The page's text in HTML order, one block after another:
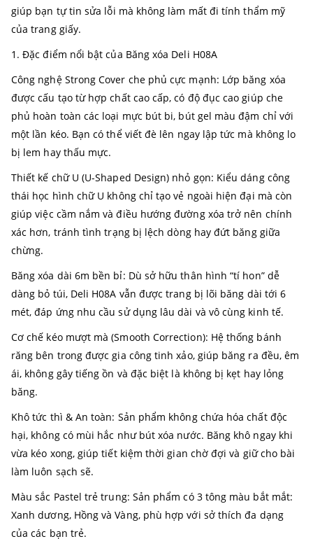
giúp bạn tự tin sửa lỗi mà không làm mất đi tính thẩm mỹ
của trang giấy.
1. Đặc điểm nổi bật của Băng xóa Deli H08A
Công nghệ Strong Cover che phủ cực mạnh: Lớp băng xóa
được cấu tạo từ hợp chất cao cấp, có độ đục cao giúp che
phủ hoàn toàn các loại mực bút bi, bút gel màu đậm chỉ với
một lần kéo. Bạn có thể viết đè lên ngay lập tức mà không lo
bị lem hay thấu mực.
Thiết kế chữ U (U-Shaped Design) nhỏ gọn: Kiểu dáng công
thái học hình chữ U không chỉ tạo vẻ ngoài hiện đại mà còn
giúp việc cầm nắm và điều hướng đường xóa trở nên chính
xác hơn, tránh tình trạng bị lệch dòng hay đứt băng giữa
chừng.
Băng xóa dài 6m bền bỉ: Dù sở hữu thân hình “tí hon” dễ
dàng bỏ túi, Deli H08A vẫn được trang bị lõi băng dài tới 6
mét, đáp ứng nhu cầu sử dụng lâu dài và vô cùng kinh tế.
Cơ chế kéo mượt mà (Smooth Correction): Hệ thống bánh
răng bên trong được gia công tinh xảo, giúp băng ra đều, êm
ái, không gây tiếng ồn và đặc biệt là không bị kẹt hay lỏng
băng.
Khô tức thì & An toàn: Sản phẩm không chứa hóa chất độc
hại, không có mùi hắc như bút xóa nước. Băng khô ngay khi
vừa kéo xong, giúp tiết kiệm thời gian chờ đợi và giữ cho bài
làm luôn sạch sẽ.
Màu sắc Pastel trẻ trung: Sản phẩm có 3 tông màu bắt mắt:
Xanh dương, Hồng và Vàng, phù hợp với sở thích đa dạng
của các bạn trẻ.